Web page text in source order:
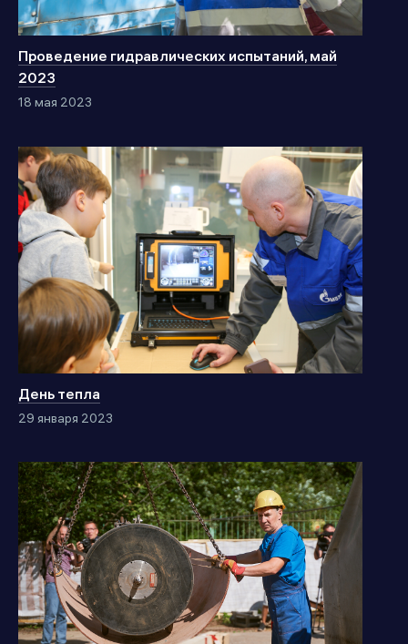
Проведение гидравлических испытаний, май
2023
18 мая 2023
День тепла
29 января 2023